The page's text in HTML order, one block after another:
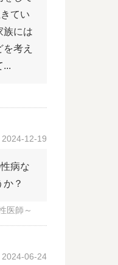
てい
族には
考え
...
2024-12-19
病な
？
医師～
2024-06-24